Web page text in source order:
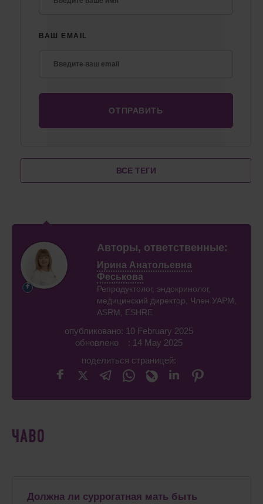
ВАШ EMAIL
ВСЕ ТЕГИ
Авторы, ответственные:
Ирина Анатольевна
Феськова
Репродуктолог, эндокринолог,
медицинский директор, Член УАРМ,
ASRM, ESHRE
опубликовано: 10 February 2025
обновлено : 14 May 2025
поделиться страницей:
ЧАВО
Должна ли суррогатная мать быть